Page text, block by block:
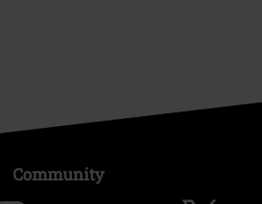
Community